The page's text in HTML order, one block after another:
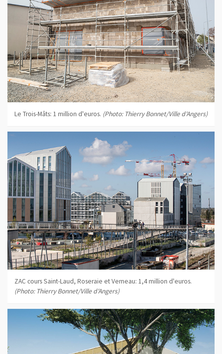
Le Trois-Mâts: 1 million d'euros. (Photo: Thierry Bonnet/Ville d'Angers)
ZAC cours Saint-Laud, Roseraie et Verneau: 1,4 million d'euros.
(Photo: Thierry Bonnet/Ville d'Angers)